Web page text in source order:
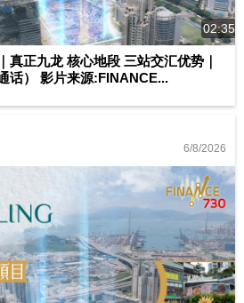
02:35
真正九龙 核心地段 三站交汇优势｜
话） 影片来源:FINANCE...
6/8/2026